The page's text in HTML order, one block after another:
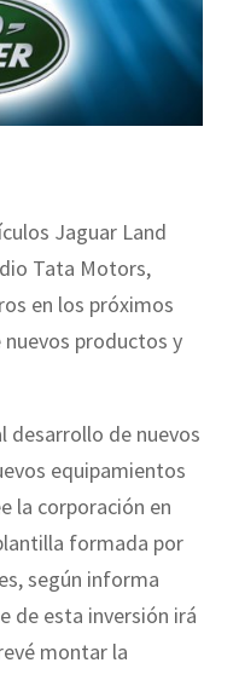
Jaguar Land
Tata Motors,
en los próximos
productos y
desarrollo de nuevos
equipamientos
la corporación en
formada por
según informa
de esta inversión irá
montar la